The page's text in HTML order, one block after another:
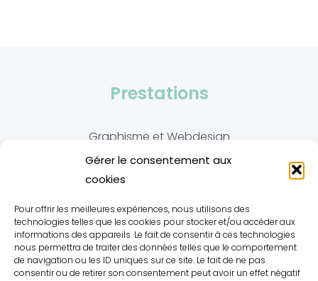
Gérer le consentement aux
cookies
Pour offrir les meilleures expériences, nous utilisons des
technologies telles que les cookies pour stocker et/ou accéder aux
informations des appareils. Le fait de consentir à ces technologies
nous permettra de traiter des données telles que le comportement
de navigation ou les ID uniques sur ce site. Le fait de ne pas
consentir ou de retirer son consentement peut avoir un effet négatif
Prestations
Graphisme et Webdesign
Traduction et Correction
Contact
ophelie@oedition.com